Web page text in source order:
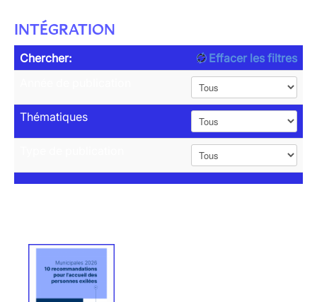
INTÉGRATION
Chercher:
Effacer les filtres
Thématiques